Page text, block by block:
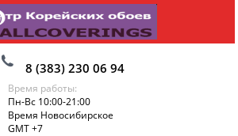
8 (383) 230 06 94
Время работы:
Пн-Вс 10:00-21:00
Время Новосибирское
GMT +7